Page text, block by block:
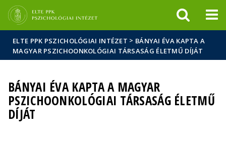
sajtóban
ELTE PPK PSZICHOLÓGIAI INTÉZET > BÁNYAI ÉVA KAPTA A
MAGYAR PSZICHOONKOLÓGIAI TÁRSASÁG ÉLETMŰ DÍJÁT
BÁNYAI ÉVA KAPTA A MAGYAR
PSZICHOONKOLÓGIAI TÁRSASÁG ÉLETMŰ
DÍJÁT